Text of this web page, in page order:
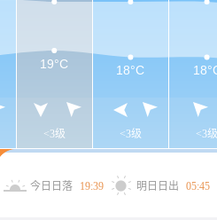
<3级 <3级 <3级
19°C 18°C
今日日落 19:39 明日日出 05:45